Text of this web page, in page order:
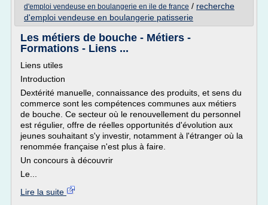
d'emploi vendeuse en boulangerie en ile de france / recherche
d'emploi vendeuse en boulangerie patisserie
Les métiers de bouche - Métiers -
Formations - Liens ...
Liens utiles
Introduction
Dextérité manuelle, connaissance des produits, et sens du
commerce sont les compétences communes aux métiers
de bouche. Ce secteur où le renouvellement du personnel
est régulier, offre de réelles opportunités d'évolution aux
jeunes souhaitant s'y investir, notamment à l'étranger où la
renommée française n'est plus à faire.
Un concours à découvrir
Le...
Lire la suite